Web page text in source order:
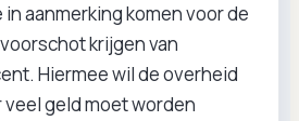
aanmerking komen voor de
krijgen van
Hiermee wil de overheid
geld moet worden